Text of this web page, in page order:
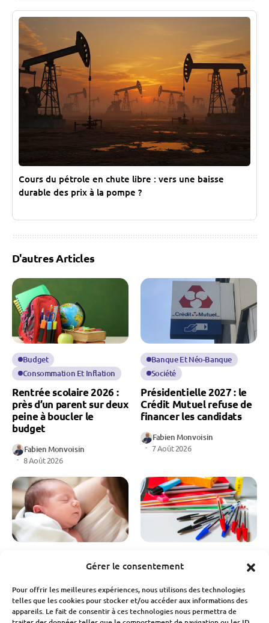
Gérer le consentement
Pour offrir les meilleures expériences, nous utilisons des technologies
telles que les cookies pour stocker et/ou accéder aux informations des
appareils. Le fait de consentir à ces technologies nous permettra de
Cours du pétrole en chute libre : vers une baisse
durable des prix à la pompe ?
D'autres Articles
Budget
Consommation Et Inflation
Rentrée scolaire 2026 :
près d’un parent sur deux
peine à boucler le
budget
Fabien Monvoisin
8 Août 2026
Banque Et Néo-Banque
Société
Présidentielle 2027 : le
Crédit Mutuel refuse de
financer les candidats
Fabien Monvoisin
7 Août 2026
chute des naissances qui
inquiète pour notre
économie
Société
Rentrée scolaire 2026 :
la facture continue de
grimper pour les familles